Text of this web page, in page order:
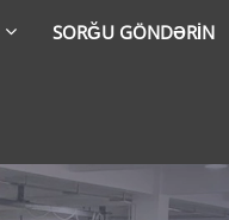
SORĞU GÖNDƏRIN